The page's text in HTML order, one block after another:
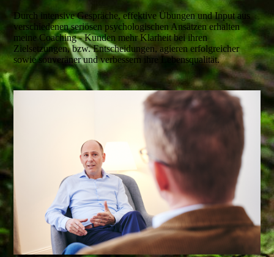
Durch intensive Gespräche, effektive Übungen und Input aus
verschiedenen seriösen psychologischen Ansätzen erhalten
meine Coaching - Kunden mehr Klarheit bei ihren
Zielsetzungen, bzw. Entscheidungen, agieren erfolgreicher
sowie souveräner und verbessern ihre Lebensqualität.